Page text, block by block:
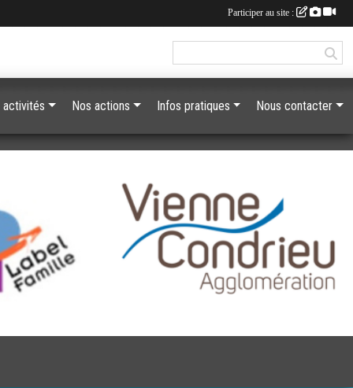
activités Nos actions Infos pratiques Nous contacter
Participer au site :